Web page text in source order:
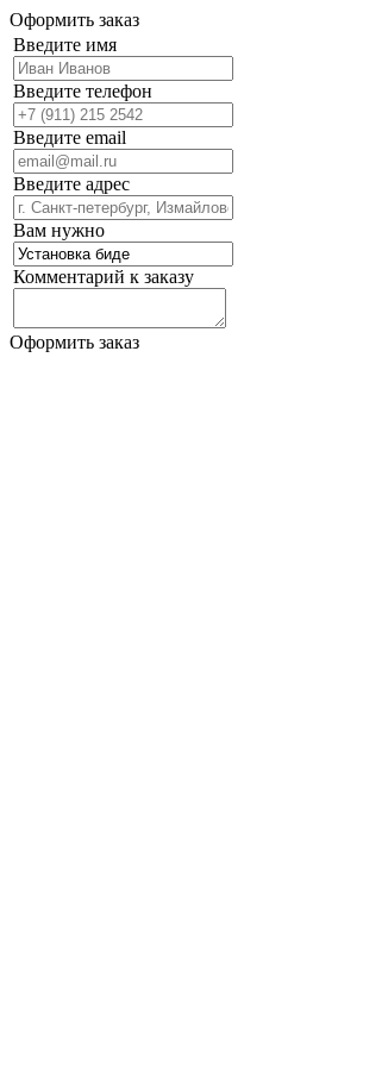
Оформить заказ
Введите имя
Введите телефон
Введите email
Введите адрес
Вам нужно
Комментарий к заказу
Оформить заказ